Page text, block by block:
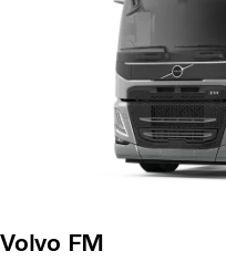
Volvo FM